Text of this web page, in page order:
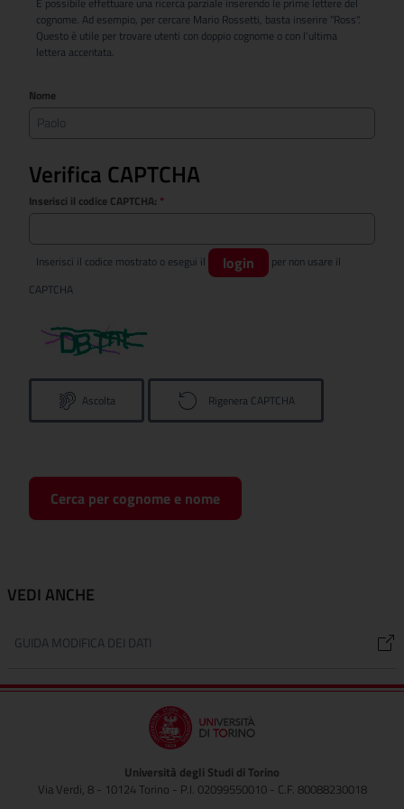
È possibile effettuare una ricerca parziale inserendo le prime lettere del
cognome. Ad esempio, per cercare Mario Rossetti, basta inserire "Ross".
Questo è utile per trovare utenti con doppio cognome o con l'ultima
lettera accentata.
Nome
Verifica CAPTCHA
Inserisci il codice CAPTCHA: *
Inserisci il codice mostrato o esegui il login
per non usare il
CAPTCHA
Ascolta Rigenera CAPTCHA
Cerca per cognome e nome
VEDI ANCHE
GUIDA MODIFICA DEI DATI
Università degli Studi di Torino
Via Verdi, 8 - 10124 Torino - P.I. 02099550010 - C.F. 80088230018